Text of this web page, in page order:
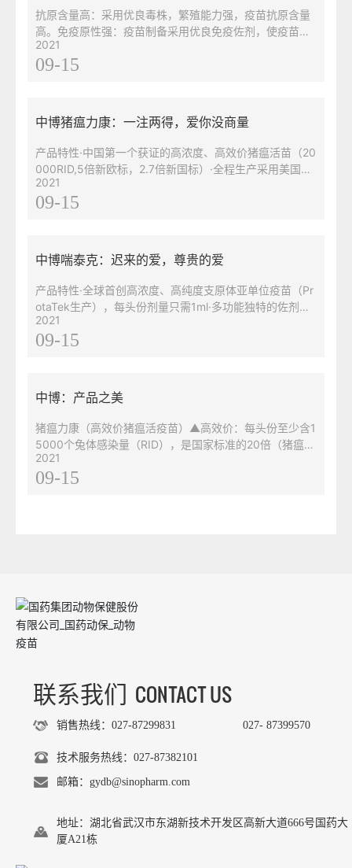
益。这就是健康控制的目的。
抗原含量高：采用优良毒株，繁殖能力强，疫苗抗原含量
高。免疫原性强：疫苗制备采用优良免疫佐剂，使疫苗免
疫原性大幅提升，接种后抗体产生早、效价高。安全性
好：对任何品种、年龄的健康猪群，疫苗接种后无过敏反
护率达96%以上。
2021
09-15
中博猪瘟力康：一注两得，爱你没商量
产品特性·中国第一个获证的高浓度、高效价猪瘟活苗（20
000RID,5倍新欧标，2.7倍新国标）·全程生产采用美国MI
LLIPORE公司的全套先进技术及过滤系统，抗原纯度高，
不含BVDV、细胞碎片、异源蛋白等杂质·疫苗专用稀释液
非典型猪瘟和BVDV症（腹泻、皮下紫斑
2021
09-15
中博喘泰克：迟来的爱，尊贵的爱
产品特性·全球首创高浓度、高纯度支原体亚单位疫苗（Pr
otaTek生产），每头份剂量只需1ml·多功能独特的佐剂
（QuilA），能快速增强抗原递呈·唯一的ISCOM支原体疫
苗，专利配方，增强免疫原性·唯一物理灭活，不含任何化
反应，不诱发PMWS
2021
09-15
中博：产品之美
猪瘟力康（高效价猪瘟活疫苗）▲高效价：每头份至少含1
5000个兔体感染量（RID），是国家标准的20倍（猪瘟细
胞源活疫苗国家标准为：每头份至少含750个兔体感染
量）、欧洲药典猪瘟活疫苗效价标准的7-8倍。▲高滴
2021
09-15
联系我们 CONTACT US
销售热线：027-87299831 027- 87399570
技术服务热线：027-87382101
邮箱：gydb@sinopharm.com
地址：湖北省武汉市东湖新技术开发区高新大道666号国药大
厦A21栋